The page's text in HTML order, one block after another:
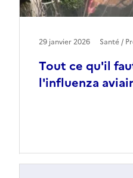
Tout ce qu'il
l'influenza
29 janvier 2026 Santé /